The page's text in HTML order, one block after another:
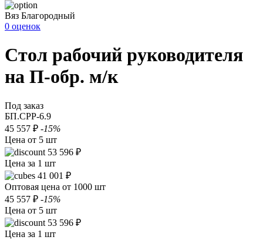
Вяз Благородный
0 оценок
Стол рабочий руководителя
на П-обр. м/к
Под заказ
БП.СРР-6.9
45 557 ₽ -15%
Цена от 5 шт
53 596 ₽
Цена за 1 шт
41 001 ₽
Оптовая цена от 1000 шт
45 557 ₽ -15%
Цена от 5 шт
53 596 ₽
Цена за 1 шт